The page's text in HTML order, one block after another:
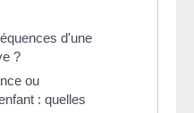
d'une
?
ou
: quelles